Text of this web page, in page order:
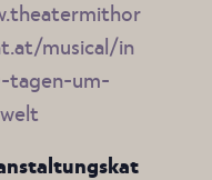
musical/in
um-